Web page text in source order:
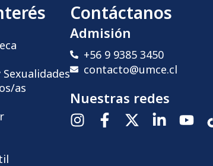
as
Contáctanos
Admisión
+56 9 9385 3450
contacto@umce.cl
Nuestras redes